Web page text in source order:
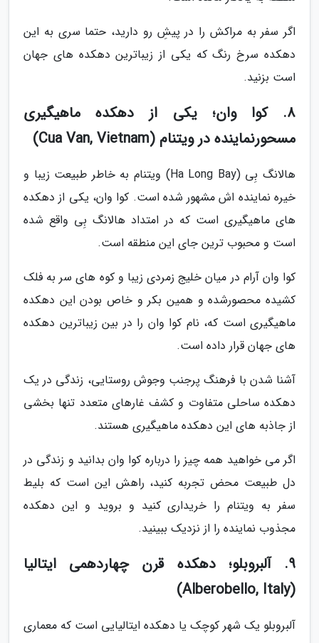
اگر سفر به مراکش را در پیشِ رو دارید، حتما سری به این
دهکده سرخ رنگ که یکی از زیباترین دهکده های جهان
است بزنید.
8. کوا وان؛ یکی از دهکده ماهیگیری
مسحورنماینده در ویتنام (Cua Van, Vietnam)
هالانگ بِی (Ha Long Bay) ویتنام به خاطر طبیعت زیبا و
خیره نماینده اش مشهور شده است. کوا وان، یکی از دهکده
های ماهیگیری است که در امتداد هالانگ بِی واقع شده
است و محبوب ترین جای این منطقه است.
کوا وان آرام در میان خلیج زمردی زیبا و کوه های سر به فلک
کشیده محصورشده و همین بکر و خاص بودن این دهکده
ماهیگیری است که، نام کوا وان را در بین زیباترین دهکده
های جهان قرار داده است.
آشنا شدن با فرهنگ پرجنب وجوش روستایی، زندگی در یک
دهکده ساحلی متفاوت و کشف غارهای متعدد تنها بخشی
از جاذبه های این دهکده ماهیگیری هستند.
اگر می خواهید همه چیز را درباره کوا وان بدانید و زندگی در
دل طبیعت محض تجربه کنید، راهش این است که بلیط
سفر به ویتنام را خریداری کنید و بروید و این دهکده
مجذوب نماینده را از نزدیک ببینید.
9. آلبروبلو؛ دهکده قرن چهاردهمی ایتالیا
(Alberobello, Italy)
آلبروبلو یک شهر کوچک یا دهکده ایتالیایی است که معماری